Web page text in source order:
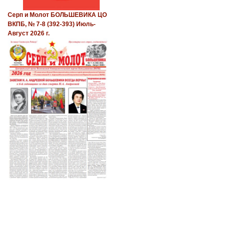
Серп и Молот БОЛЬШЕВИКА ЦО
ВКПБ, № 7-8 (392-393) Июль-
Август 2026 г.